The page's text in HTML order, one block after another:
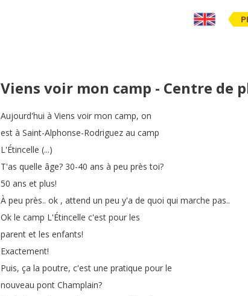
Viens voir mon camp - Centre de
Aujourd'hui à Viens voir mon camp, on
est à Saint-Alphonse-Rodriguez au camp
L'Étincelle (...)
T'as quelle âge? 30-40 ans à peu près toi?
50 ans et plus!
À peu près.. ok , attend un peu y'a de quoi qui marche pas..
Ok le camp L'Étincelle c'est pour les
parent et les enfants!
Exactement!
Puis, ça la poutre, c'est une pratique pour le
nouveau pont Champlain?